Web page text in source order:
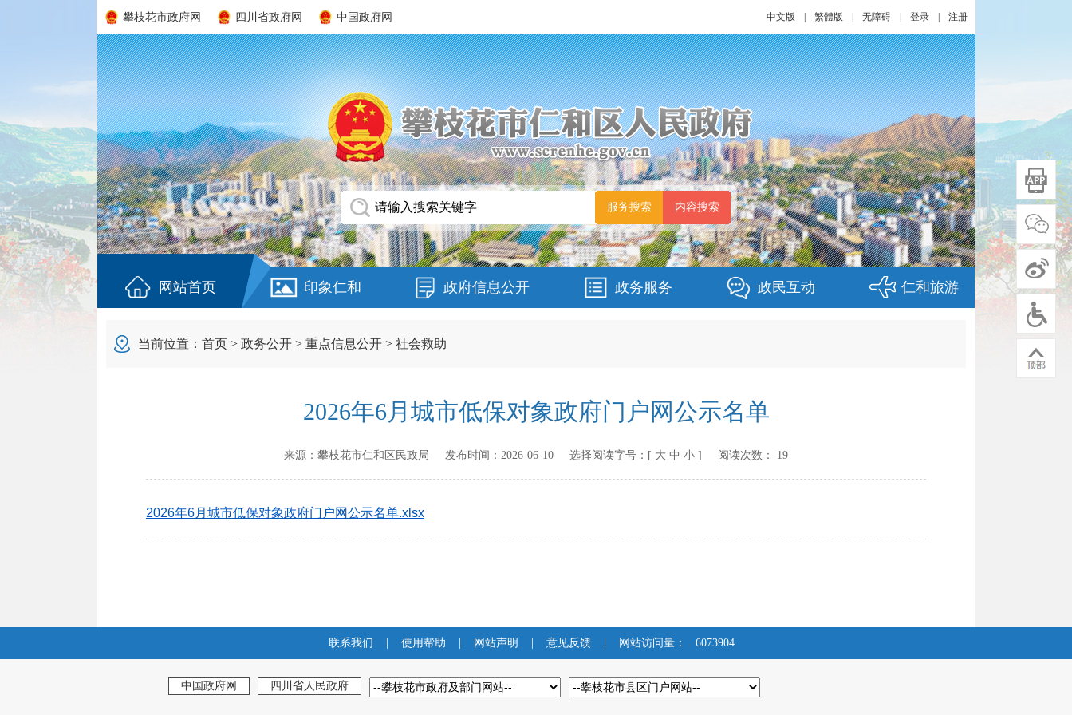
攀枝花市政府网 四川省政府网 中国政府网 中文版 繁體版 无障碍 登录 注册
网站首页 印象仁和 政府信息公开 政务服务 政民互动 仁和旅游
当前位置： 首页 > 政务公开 > 重点信息公开 > 社会救助
2026年6月城市低保对象政府门户网公示名单
来源： 攀枝花市仁和区民政局 发布时间： 2026-06-10 选择阅读字号：[ 大 中 小 ] 阅读次数： 19
2026年6月城市低保对象政府门户网公示名单.xlsx
联系我们 使用帮助 网站声明 意见反馈 网站访问量： 6073904
中国政府网 四川省人民政府